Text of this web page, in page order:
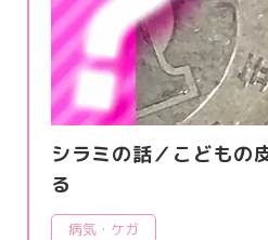
シラミの話／こどもの
る
病気・ケガ